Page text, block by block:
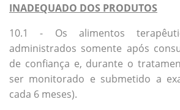
INADEQUADO DOS PRODUTOS
10.1 - Os alimentos
administrados somente após
de confiança e, durante o
ser monitorado e submetido a
cada 6 meses).